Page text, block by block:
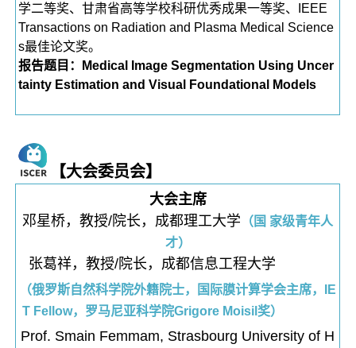
学二等奖、甘肃省高等学校科研优秀成果一等奖、IEEE
Transactions on Radiation and Plasma Medical Science
s最佳论文奖。
报告题目：Medical Image Segmentation Using Uncer
tainty Estimation and Visual Foundational Models
【大会委员会】
大会主席
邓星桥，教授/院长，成都理工大学 （国 家级青年人
才）
张葛祥，教授/院长，成都信息工程大学
（俄罗斯自然科学院外籍院士，国际膜计算学会主席，IE
T Fellow，罗马尼亚科学院Grigore Moisil奖）
Prof. Smain Femmam, Strasbourg University of H